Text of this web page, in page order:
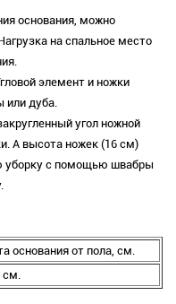
основания, можно
на спальное место
элемент и ножки
или дуба.
угол ножной
А высота ножек (16 см)
уборку с помощью швабры
основания от пола, см.
см.